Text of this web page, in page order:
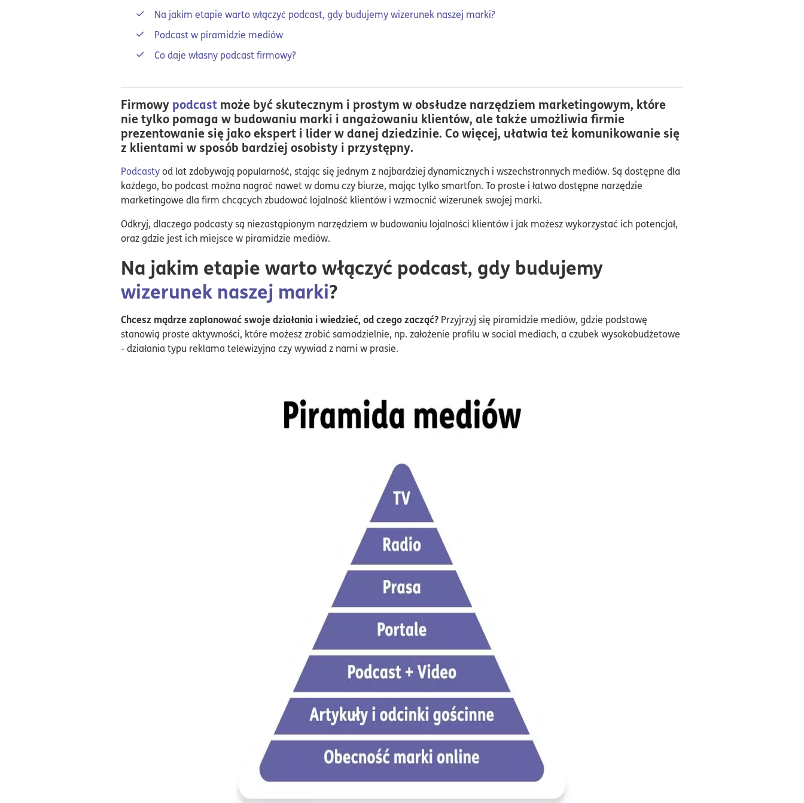
Na jakim etapie warto włączyć podcast, gdy budujemy wizerunek naszej marki?
Podcast w piramidzie mediów
Co daje własny podcast firmowy?
Firmowy podcast może być skutecznym i prostym w obsłudze narzędziem marketingowym, które
nie tylko pomaga w budowaniu marki i angażowaniu klientów, ale także umożliwia firmie
prezentowanie się jako ekspert i lider w danej dziedzinie. Co więcej, ułatwia też komunikowanie się
z klientami w sposób bardziej osobisty i przystępny.
Podcastyod lat zdobywają popularność, stając się jednym z najbardziej dynamicznych i wszechstronnych mediów. Są dostępne dla
każdego, bo podcast można nagrać nawet w domu czy biurze, mając tylko smartfon. To proste i łatwo dostępne narzędzie
marketingowe dla firm chcących zbudować lojalność klientów i wzmocnić wizerunek swojej marki.
Odkryj, dlaczego podcasty są niezastąpionym narzędziem w budowaniu lojalności klientów i jak możesz wykorzystać ich potencjał,
oraz gdzie jest ich miejsce w piramidzie mediów.
Na jakim etapie warto włączyć podcast, gdy budujemy
wizerunek naszej marki?
Chcesz mądrze zaplanować swoje działania i wiedzieć, od czego zacząć? Przyjrzyj się piramidzie mediów, gdzie podstawę
stanowią proste aktywności, które możesz zrobić samodzielnie, np. założenie profilu w social mediach, a czubek wysokobudżetowe
- działania typu reklama telewizyjna czy wywiad z nami w prasie.